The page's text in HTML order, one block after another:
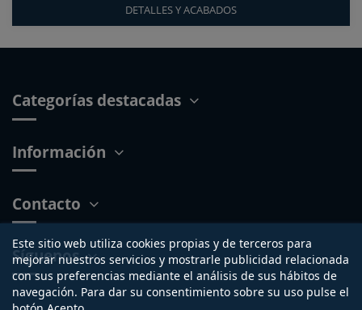
DETALLES Y ACABADOS
Categorías destacadas
Información
Contacto
Este sitio web utiliza cookies propias y de terceros para
mejorar nuestros servicios y mostrarle publicidad relacionada
con sus preferencias mediante el análisis de sus hábitos de
navegación. Para dar su consentimiento sobre su uso pulse el
Síguenos